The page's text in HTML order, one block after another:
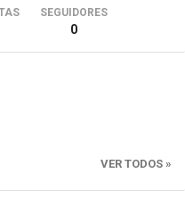
SEGUIDORES
0
VER TODOS »